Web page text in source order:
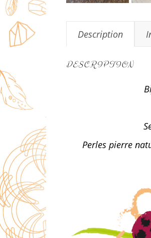
Description
DESCRIPTION
Perles pierre